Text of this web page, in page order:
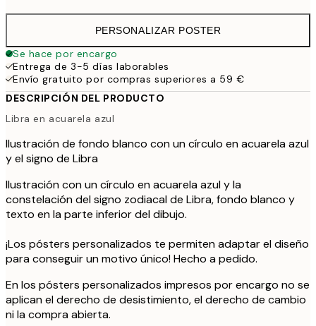
PERSONALIZAR POSTER
Se hace por encargo
Entrega de 3-5 días laborables
Envío gratuito por compras superiores a 59 €
DESCRIPCIÓN DEL PRODUCTO
Libra en acuarela azul
Ilustración de fondo blanco con un círculo en acuarela azul
y el signo de Libra
Ilustración con un círculo en acuarela azul y la
constelación del signo zodiacal de Libra, fondo blanco y
texto en la parte inferior del dibujo.
¡Los pósters personalizados te permiten adaptar el diseño
para conseguir un motivo único! Hecho a pedido.
En los pósters personalizados impresos por encargo no se
aplican el derecho de desistimiento, el derecho de cambio
ni la compra abierta.